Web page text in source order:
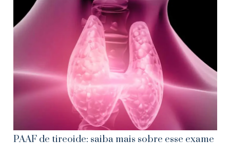
PAAF de tireoide: saiba mais sobre esse exame